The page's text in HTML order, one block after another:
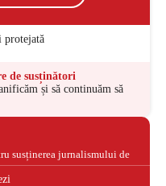
protejată
de susținători
și să continuăm să
susținerea jurnalismului de